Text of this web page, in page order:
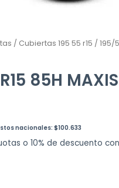
/ Cubiertas 195 55 r15 / 195/
85H
nacionales:$100.633
o 10% de descuento